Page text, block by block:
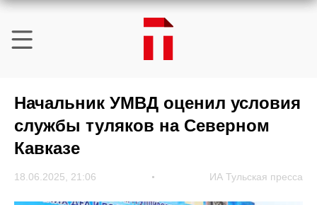
Начальник УМВД оценил условия
службы туляков на Северном
Кавказе
18.06.2025, 21:06 ИА Тульская пресса